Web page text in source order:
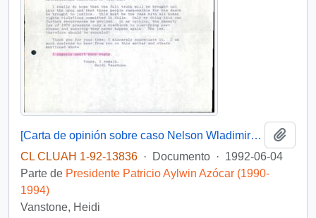
[Carta de opinión sobre caso Nelson Wladimiro Curiñir Lincoqueo]
CL CLUAH 1-92-13836 · Documento · 1992-06-04
Parte de Presidente Patricio Aylwin Azócar (1990-
1994)
Vanstone, Heidi